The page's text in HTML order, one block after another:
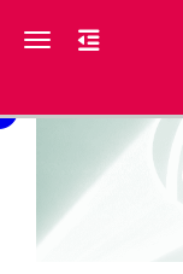
Toggle navigation